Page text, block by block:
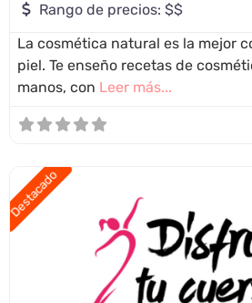
Rango de precios: $$
La cosmética natural es la mejor
piel. Te enseño recetas de
manos, con Leer más...
Destacado